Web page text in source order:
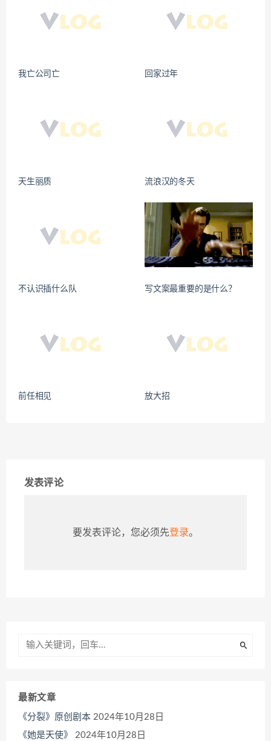
我亡公司亡 回家过年
天生丽质 流浪汉的冬天
不认识插什么队 写文案最重要的是什么？
前任相见 放大招
发表评论
要发表评论，您必须先登录。
最新文章
《分裂》原创剧本 2024年10月28日
《她是天使》
2024年10月28日